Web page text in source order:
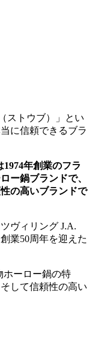
ストウブ）」とい
に信頼できるブラ
年創業のフラ
ー鍋ブランドで、
の高いブランドで
ヴィリング J.A.
業50周年を迎えた
ホーロー鍋の特
して信頼性の高い